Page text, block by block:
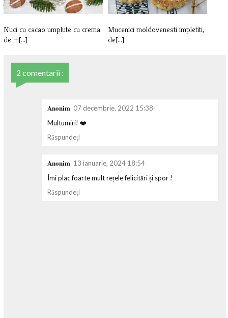
Nuci cu cacao umplute cu crema
de m[...]
Mucenici moldovenesti impletiti,
de[...]
2 comentarii :
Anonim 07 decembrie, 2022 15:38
Multumiri! ❤️
Răspundeți
Anonim 13 ianuarie, 2024 18:54
Îmi plac foarte mult rețele felicitări și spor !
Răspundeți